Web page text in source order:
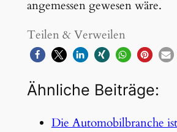
angemessen gewesen wäre.
Teilen & Verweilen
Ähnliche Beiträge:
Die Automobilbranche